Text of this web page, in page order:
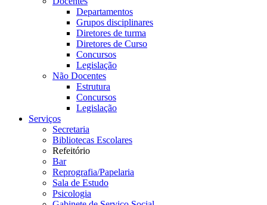
Departamentos
Grupos disciplinares
Diretores de turma
Diretores de Curso
Concursos
Legislação
Não Docentes
Estrutura
Concursos
Legislação
Serviços
Secretaria
Bibliotecas Escolares
Refeitório
Bar
Reprografia/Papelaria
Sala de Estudo
Psicologia